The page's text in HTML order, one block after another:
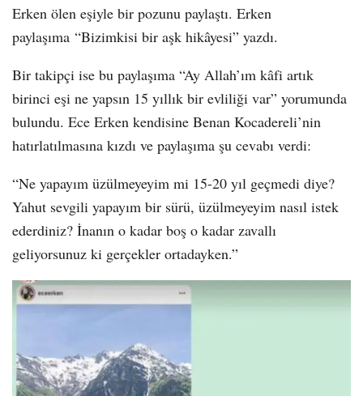
Erken ölen eşiyle bir pozunu paylaştı. Erken
paylaşıma “Bizimkisi bir aşk hikâyesi” yazdı.
Bir takipçi ise bu paylaşıma “Ay Allah’ım kâfi artık
birinci eşi ne yapsın 15 yıllık bir evliliği var” yorumunda
bulundu. Ece Erken kendisine Benan Kocadereli’nin
hatırlatılmasına kızdı ve paylaşıma şu cevabı verdi:
“Ne yapayım üzülmeyeyim mi 15-20 yıl geçmedi diye?
Yahut sevgili yapayım bir sürü, üzülmeyeyim nasıl istek
ederdiniz? İnanın o kadar boş o kadar zavallı
geliyorsunuz ki gerçekler ortadayken.”